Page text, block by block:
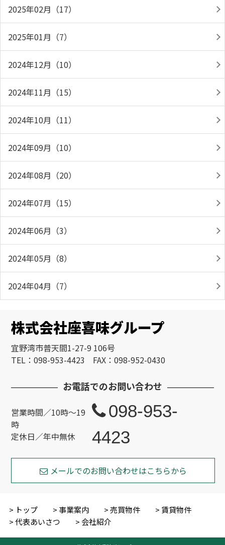
2025年02月（17）
2025年01月（7）
2024年12月（10）
2024年11月（15）
2024年10月（11）
2024年09月（10）
2024年08月（20）
2024年07月（15）
2024年06月（3）
2024年05月（8）
2024年04月（7）
株式会社座喜味グループ
宜野湾市普天間1-27-9 106号
TEL：098-953-4423 FAX：098-952-0430
お電話でのお問い合わせ
営業時間／10時～19
時
定休日／年中無休
098-953-
4423
メールでのお問い合わせはこちらから
トップ 事業案内 売買物件
賃貸物件
代表あいさつ
会社紹介